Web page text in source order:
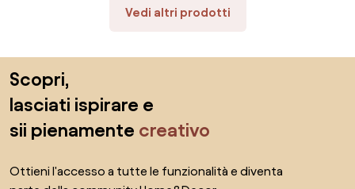
Vedi altri prodotti
Scopri,
lasciati ispirare e
sii pienamente creativo
Ottieni l'accesso a tutte le funzionalità e diventa